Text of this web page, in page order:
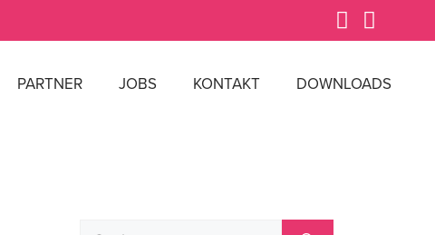
PARTNER JOBS KONTAKT
DOWNLOADS